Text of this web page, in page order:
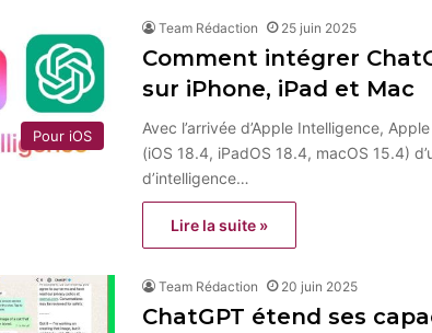
Pour iOS
Team Rédaction 25 juin 2025
Comment intégrer
sur iPhone, iPad et Mac
Avec l’arrivée d’Apple Intelligence,
(iOS 18.4, iPadOS 18.4, macOS 15.4)
d’intelligence…
Lire la suite »
Team Rédaction 20 juin 2025
ChatGPT étend ses